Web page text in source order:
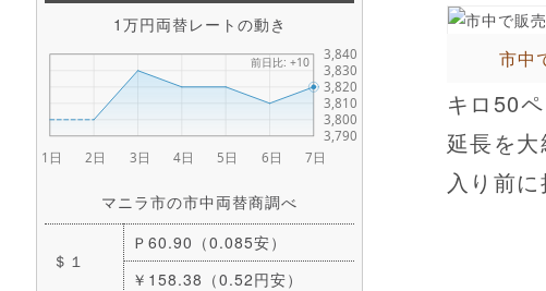
1万円両替レートの動き
マニラ市の市中両替商調べ
＄１
Ｐ60.90（0.085安）
￥158.38（0.52円安）
市中
キロ50
延長を
入り前